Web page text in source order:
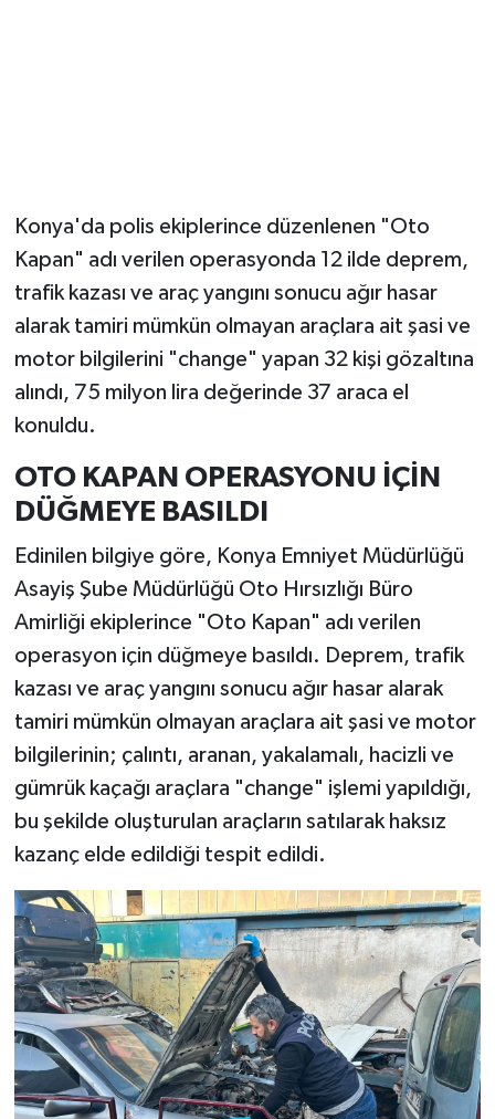
Konya'da polis ekiplerince düzenlenen "Oto
Kapan" adı verilen operasyonda 12 ilde deprem,
trafik kazası ve araç yangını sonucu ağır hasar
alarak tamiri mümkün olmayan araçlara ait şasi ve
motor bilgilerini "change" yapan 32 kişi gözaltına
alındı, 75 milyon lira değerinde 37 araca el
konuldu.
OTO KAPAN OPERASYONU İÇİN
DÜĞMEYE BASILDI
Edinilen bilgiye göre, Konya Emniyet Müdürlüğü
Asayiş Şube Müdürlüğü Oto Hırsızlığı Büro
Amirliği ekiplerince "Oto Kapan" adı verilen
operasyon için düğmeye basıldı. Deprem, trafik
kazası ve araç yangını sonucu ağır hasar alarak
tamiri mümkün olmayan araçlara ait şasi ve motor
bilgilerinin; çalıntı, aranan, yakalamalı, hacizli ve
gümrük kaçağı araçlara "change" işlemi yapıldığı,
bu şekilde oluşturulan araçların satılarak haksız
kazanç elde edildiği tespit edildi.